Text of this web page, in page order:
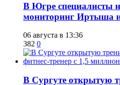
В Югре специалисты
мониторинг Иртыша
06 августа в 13:36
382 0
В Сургуте открытую